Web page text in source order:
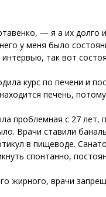
— я а их долго
у меня было
так вот
курс по печени и
печень,
проблемная с 27
Врачи ставили
в пищеводе.
спонтанно,
жирного, врачи